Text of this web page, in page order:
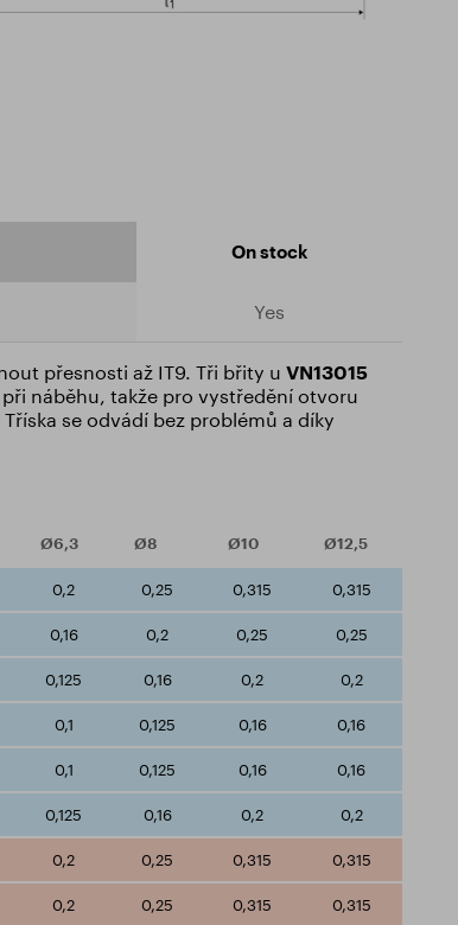
On stock
Yes
přesnosti až IT9. Tři břity u VN13015
náběhu, takže pro vystředění otvoru
se odvádí bez problémů a díky
Ø6,3 Ø8 Ø10 Ø12,5
0,2 0,25 0,315 0,315
0,16 0,2 0,25 0,25
0,125 0,16 0,2 0,2
0,1 0,125 0,16 0,16
0,1 0,125 0,16 0,16
0,125 0,16 0,2 0,2
0,2 0,25 0,315 0,315
0,2 0,25 0,315 0,315